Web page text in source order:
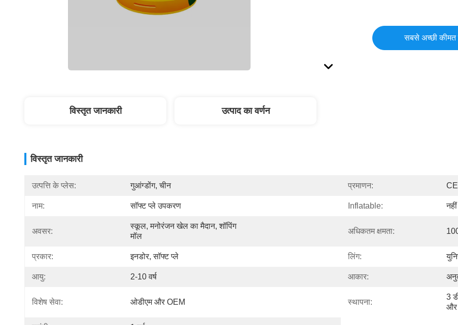
सबसे अच्छी कीमत
विस्तृत जानकारी उत्पाद का वर्णन
विस्तृत जानकारी
उत्पत्ति के प्लेस: गुआंग्डोंग, चीन प्रमाणन:
नाम: सॉफ्ट प्ले उपकरण Inflatable: नहीं
अवसर:
स्कूल, मनोरंजन खेल का मैदान, शॉपिंग
मॉल
अधिकतम क्षमता:
प्रकार: इनडोर, सॉफ्ट प्ले लिंग:
आयु: 2-10 वर्ष आकार:
विशेष सेवा: ओडीएम और OEM स्थापना:
3
और